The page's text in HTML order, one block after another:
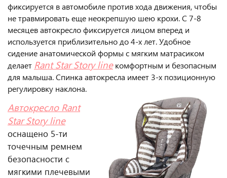
фиксируется в автомобиле против хода движения, чтобы
не травмировать еще неокрепшую шею крохи. С 7-8
месяцев автокресло фиксируется лицом вперед и
используется приблизительно до 4-х лет. Удобное
сидение анатомической формы с мягким матрасиком
делает Rant Star Story line комфортным и безопасным
для малыша. Спинка автокресла имеет 3-х позиционную
регулировку наклона.
Автокресло Rant
Star Story line
оснащено 5-ти
точечным ремнем
безопасности с
мягкими плечевыми